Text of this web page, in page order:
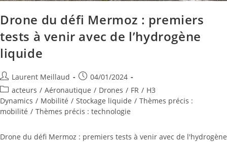
Drone du défi Mermoz : premiers
tests à venir avec de l’hydrogène
liquide
Laurent Meillaud
04/01/2024
acteurs / Aéronautique / Drones / FR / H3
Dynamics / Mobilité / Stockage liquide / Thèmes précis :
mobilité / Thèmes précis : technologie
Drone du défi Mermoz : premiers tests à venir avec de l'hydrogène